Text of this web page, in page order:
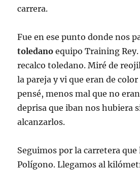
carrera.
Fue en ese punto donde nos
toledano equipo Training Rey.
recalco toledano. Miré de
la pareja y vi que eran de color
pensé, menos mal que no
deprisa que iban nos hubiera
alcanzarlos.
Seguimos por la carretera
Polígono. Llegamos al